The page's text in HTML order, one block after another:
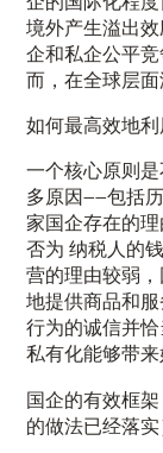
境外产生溢出
企和私企公平
而，在全球层面
如何最高效地
一个核心原则
多原因——包括
家国企存在的
否为 纳税人的
营的理由较弱
地提供商品和
行为的诚信并
私有化能够带来
国企的有效框
的做法已经落